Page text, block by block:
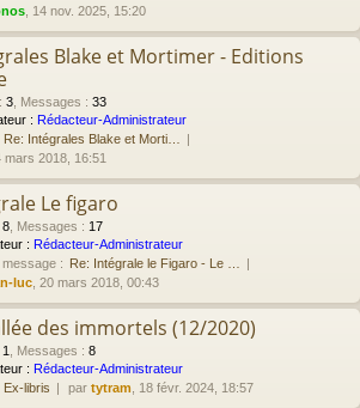
, 14 nov. 2025, 15:20
Blake et Mortimer - Editions
: 3 Messages : 33
: Rédacteur-Administrateur
Re: Intégrales Blake et Morti…
mars 2018, 16:51
Le figaro
8 Messages : 17
: Rédacteur-Administrateur
: Re: Intégrale le Figaro - Le …
luc , 20 mars 2018, 00:43
des immortels (12/2020)
1 Messages : 8
: Rédacteur-Administrateur
Ex-libris par tytram , 18 févr. 2024, 18:57